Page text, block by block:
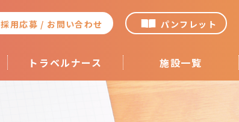
採用応募 / お問い合わせ パンフレット
トラベルナース 施設一覧